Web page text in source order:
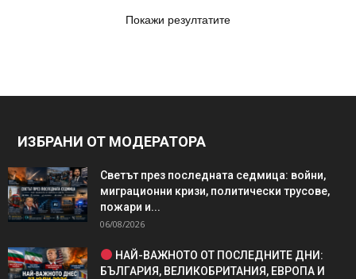
Покажи резултатите
ИЗБРАНИ ОТ МОДЕРАТОРА
Светът през последната седмица: войни,
миграционни кризи, политически трусове,
пожари и...
06/08/2026
НАЙ-ВАЖНОТО ОТ ПОСЛЕДНИТЕ ДНИ:
БЪЛГАРИЯ, ВЕЛИКОБРИТАНИЯ, ЕВРОПА И